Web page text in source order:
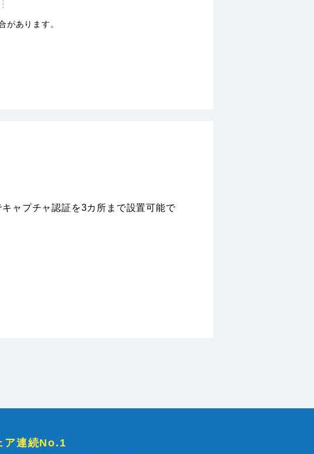
があります。
キャプチャ認証を3カ所まで設置可能で
ア連続No.1